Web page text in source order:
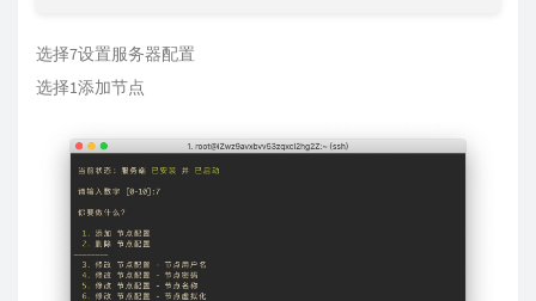
选择7设置服务器配置
选择1添加节点